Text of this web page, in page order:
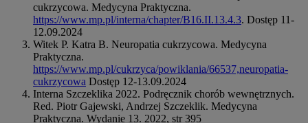
cukrzycowa. Medycyna Praktyczna.
https://www.mp.pl/interna/chapter/B16.II.13.4.3. Dostęp 11-
12.09.2024
Witek P. Katra B. Neuropatia cukrzycowa. Medycyna
Praktyczna.
https://www.mp.pl/cukrzyca/powiklania/66537,neuropatia-
cukrzycowa Dostęp 12-13.09.2024
Interna Szczeklika 2022. Podręcznik chorób wewnętrznych.
Red. Piotr Gajewski, Andrzej Szczeklik. Medycyna
Praktyczna. Wydanie 13. 2022, str 395